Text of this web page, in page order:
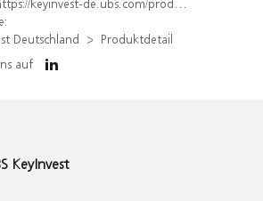
Deutschland
Produktdetail
auf
KeyInvest